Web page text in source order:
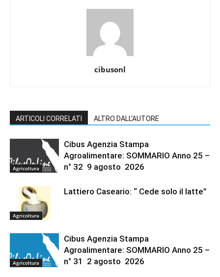
cibusonl
ARTICOLI CORRELATI ALTRO DALL'AUTORE
Agricoltura
Cibus Agenzia Stampa
Agroalimentare: SOMMARIO Anno 25 –
n° 32 9 agosto 2026
Agricoltura
Lattiero Caseario: “ Cede solo il latte”
Agricoltura
Cibus Agenzia Stampa
Agroalimentare: SOMMARIO Anno 25 –
n° 31 2 agosto 2026